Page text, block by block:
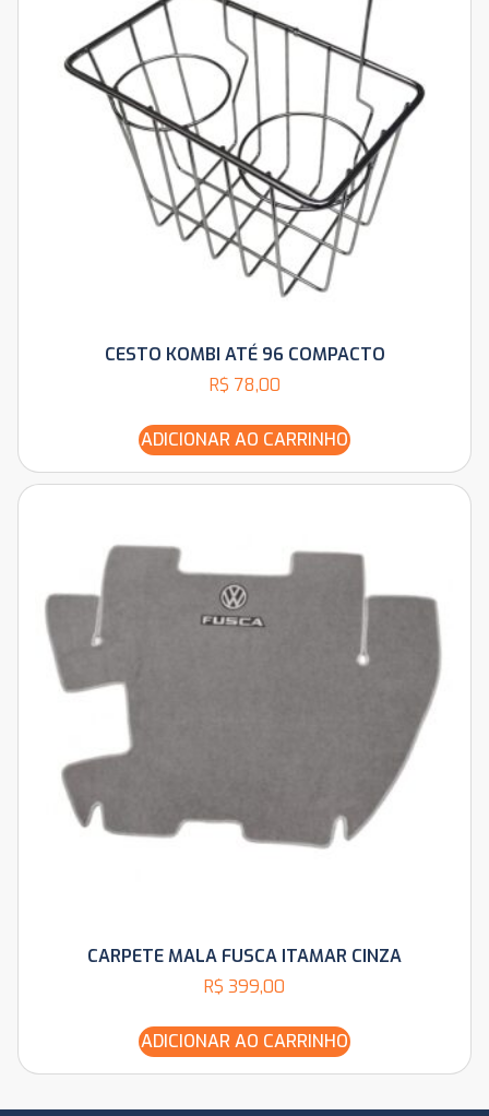
CESTO KOMBI ATÉ 96 COMPACTO
R$ 78,00
ADICIONAR AO CARRINHO
CARPETE MALA FUSCA ITAMAR CINZA
R$ 399,00
ADICIONAR AO CARRINHO